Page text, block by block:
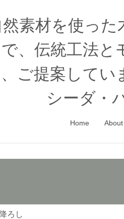
素材を使った
、伝統工法と
ご提案してい
シーダ・
Home
ろし